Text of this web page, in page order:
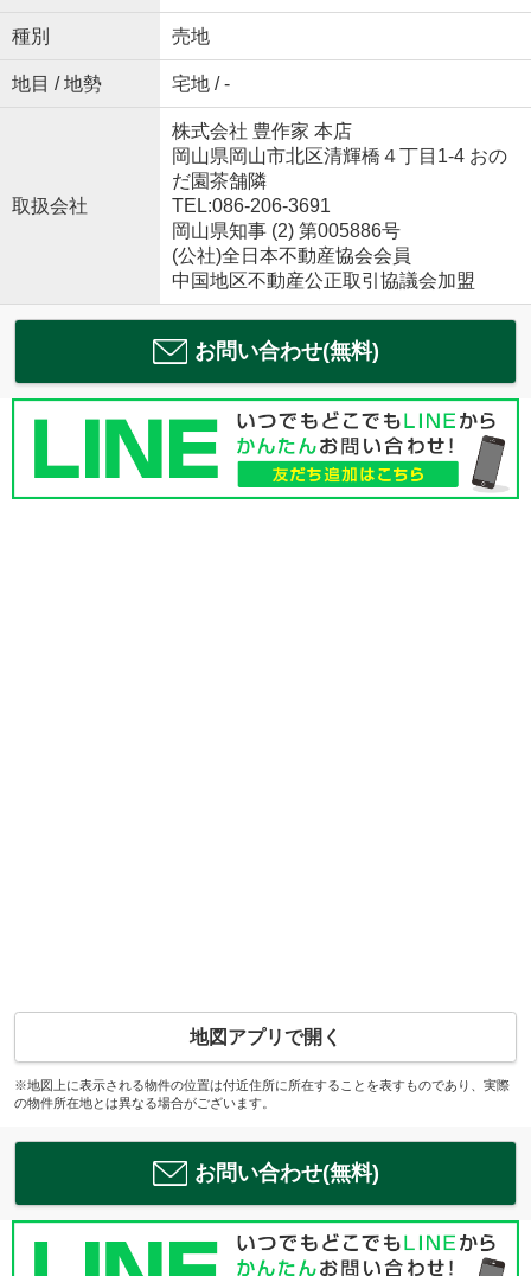
種別 売地
地目 / 地勢 宅地 / -
取扱会社
株式会社 豊作家 本店
岡山県岡山市北区清輝橋４丁目1-4 おの
だ園茶舗隣
TEL:086-206-3691
岡山県知事 (2) 第005886号
(公社)全日本不動産協会会員
中国地区不動産公正取引協議会加盟
お問い合わせ(無料)
地図アプリで開く
※地図上に表示される物件の位置は付近住所に所在することを表すものであり、実際
の物件所在地とは異なる場合がございます。
お問い合わせ(無料)